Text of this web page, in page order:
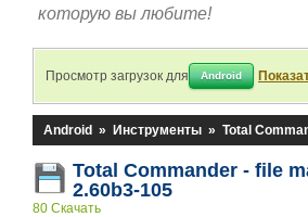
которую вы любите!
Просмотр загрузок для Android
Android » Инструменты » Total
Total Commander - file
2.60b3-105
80 Скачать